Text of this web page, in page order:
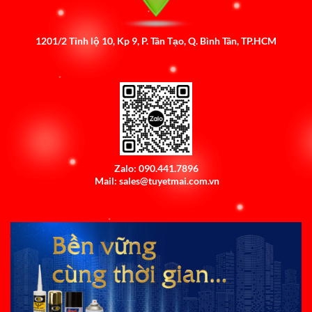
1201/2 Tỉnh lộ 10, Kp 9, P. Tân Tạo, Q. Bình Tân, TP.HCM
Zalo: 090.441.7896
Mail: sales@tuyetmai.com.vn